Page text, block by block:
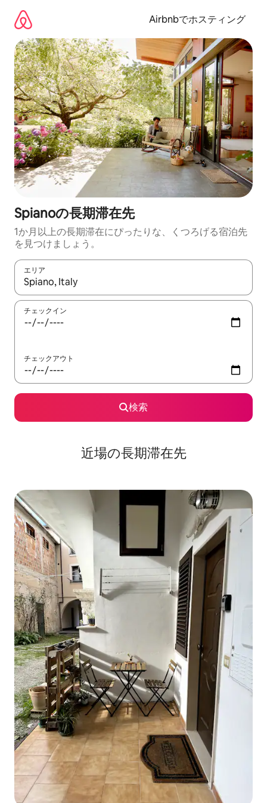
Airbnbでホスティング
Spianoの長期滞在先
1か月以上の長期滞在にぴったりな、くつろげる宿泊先
を見つけましょう。
エリア
検索結果が表示されたら、上下の矢印キーを使って移動するか
チェックイン
チェックアウト
検索
近場の長期滞在先